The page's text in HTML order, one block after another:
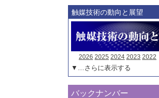
触媒技術の動向と展望
2026 2025 2024 2023 2022
▼…さらに表示する
バックナンバー